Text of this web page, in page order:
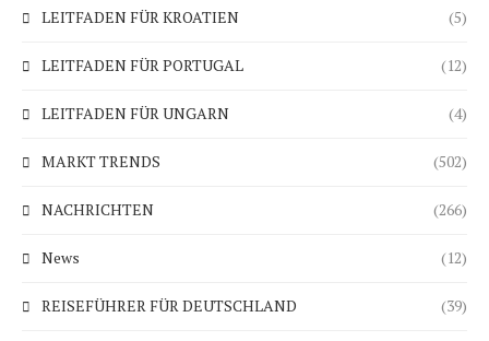
LEITFADEN FÜR KROATIEN (5)
LEITFADEN FÜR PORTUGAL (12)
LEITFADEN FÜR UNGARN (4)
MARKT TRENDS (502)
NACHRICHTEN (266)
News (12)
REISEFÜHRER FÜR DEUTSCHLAND (39)